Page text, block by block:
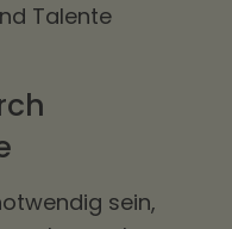
Talente
sein,